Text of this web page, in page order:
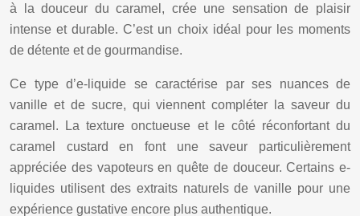
à la douceur du caramel, crée une sensation de plaisir
intense et durable. C’est un choix idéal pour les moments
de détente et de gourmandise.
Ce type d’e-liquide se caractérise par ses nuances de
vanille et de sucre, qui viennent compléter la saveur du
caramel. La texture onctueuse et le côté réconfortant du
caramel custard en font une saveur particulièrement
appréciée des vapoteurs en quête de douceur. Certains e-
liquides utilisent des extraits naturels de vanille pour une
expérience gustative encore plus authentique.